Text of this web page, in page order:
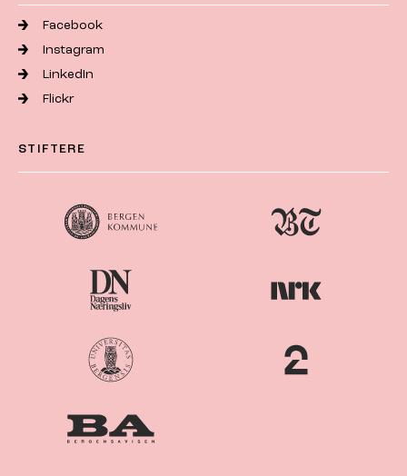
Facebook
Instagram
LinkedIn
Flickr
STIFTERE